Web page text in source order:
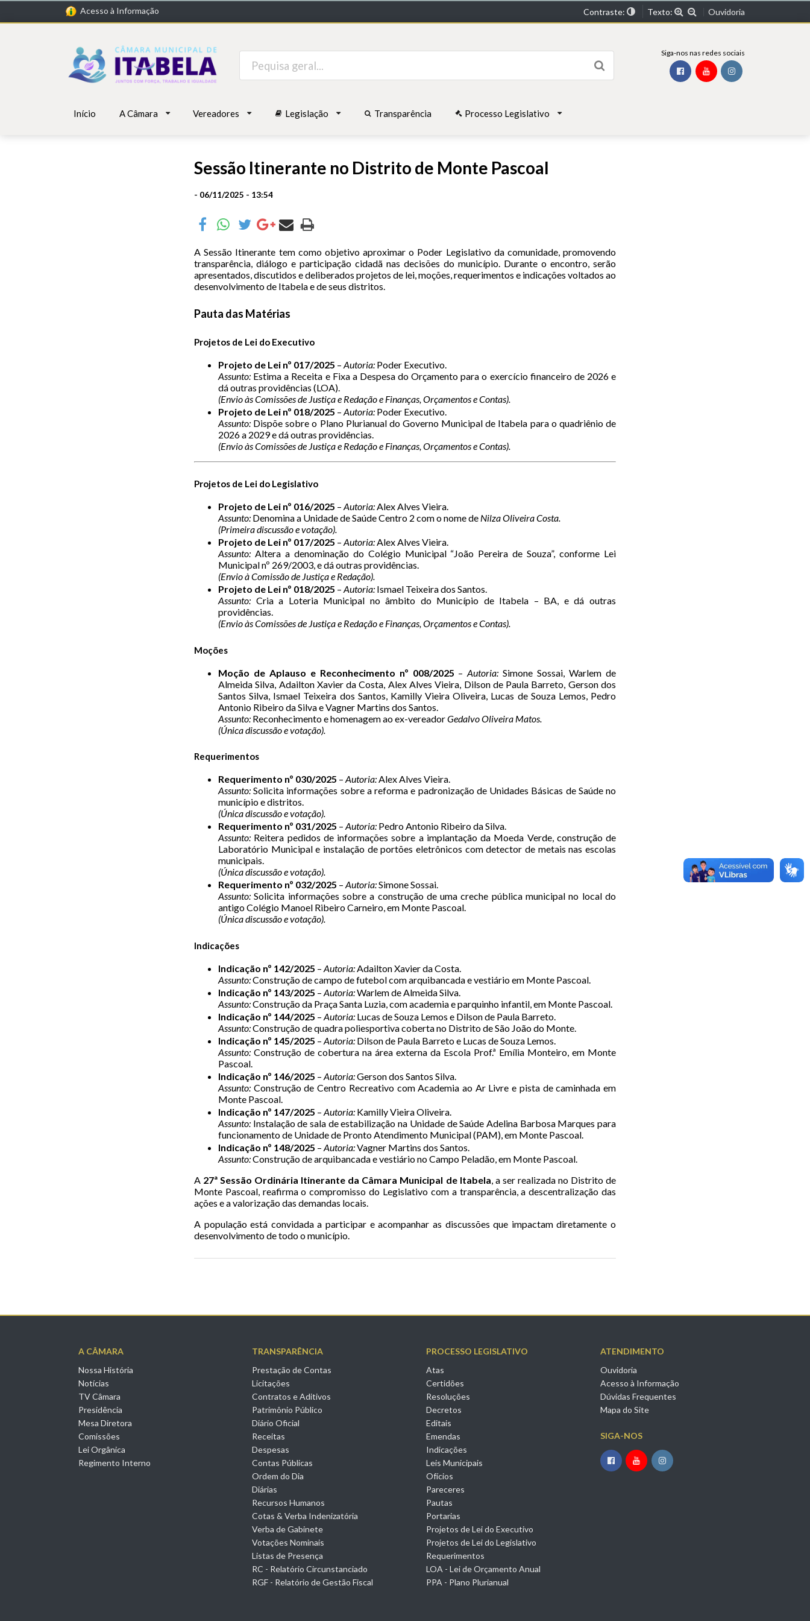
Acesso à Informação Contraste: Texto: Ouvidoria
Siga-nos nas redes sociais
Início A Câmara Vereadores Legislação Transparência Processo Legislativo
Sessão Itinerante no Distrito de Monte Pascoal
- 06/11/2025 - 13:54
A Sessão Itinerante tem como objetivo aproximar o Poder Legislativo da comunidade, promovendo
transparência, diálogo e participação cidadã nas decisões do município. Durante o encontro, serão
apresentados, discutidos e deliberados projetos de lei, moções, requerimentos e indicações voltados ao
desenvolvimento de Itabela e de seus distritos.
Pauta das Matérias
Projetos de Lei do Executivo
Projeto de Lei nº 017/2025 – Autoria: Poder Executivo.
Assunto: Estima a Receita e Fixa a Despesa do Orçamento para o exercício financeiro de 2026 e
dá outras providências (LOA).
(Envio às Comissões de Justiça e Redação e Finanças, Orçamentos e Contas).
Projeto de Lei nº 018/2025 – Autoria: Poder Executivo.
Assunto: Dispõe sobre o Plano Plurianual do Governo Municipal de Itabela para o quadriênio de
2026 a 2029 e dá outras providências.
(Envio às Comissões de Justiça e Redação e Finanças, Orçamentos e Contas).
Projetos de Lei do Legislativo
Projeto de Lei nº 016/2025 – Autoria: Alex Alves Vieira.
Assunto: Denomina a Unidade de Saúde Centro 2 com o nome de Nilza Oliveira Costa.
(Primeira discussão e votação).
Projeto de Lei nº 017/2025 – Autoria: Alex Alves Vieira.
Assunto: Altera a denominação do Colégio Municipal “João Pereira de Souza”, conforme Lei
Municipal nº 269/2003, e dá outras providências.
(Envio à Comissão de Justiça e Redação).
Projeto de Lei nº 018/2025 – Autoria: Ismael Teixeira dos Santos.
Assunto: Cria a Loteria Municipal no âmbito do Município de Itabela – BA, e dá outras
providências.
(Envio às Comissões de Justiça e Redação e Finanças, Orçamentos e Contas).
Moções
Moção de Aplauso e Reconhecimento nº 008/2025 –Autoria: Simone Sossai, Warlem de
Almeida Silva, Adailton Xavier da Costa, Alex Alves Vieira, Dilson de Paula Barreto, Gerson dos
Santos Silva, Ismael Teixeira dos Santos, Kamilly Vieira Oliveira, Lucas de Souza Lemos, Pedro
Antonio Ribeiro da Silva e Vagner Martins dos Santos.
Assunto: Reconhecimento e homenagem ao ex-vereadorGedalvo Oliveira Matos.
(Única discussão e votação).
Requerimentos
Requerimento nº 030/2025 – Autoria:Alex Alves Vieira.
Assunto: Solicita informações sobre a reforma e padronização de Unidades Básicas de Saúde no
município e distritos.
(Única discussão e votação).
Requerimento nº 031/2025 – Autoria: Pedro Antonio Ribeiro da Silva.
Assunto: Reitera pedidos de informações sobre a implantação da Moeda Verde, construção de
Laboratório Municipal e instalação de portões eletrônicos com detector de metais nas escolas
municipais.
(Única discussão e votação).
Requerimento nº 032/2025 – Autoria:Simone Sossai.
Assunto: Solicita informações sobre a construção de uma creche pública municipal no local do
antigo Colégio Manoel Ribeiro Carneiro, em Monte Pascoal.
(Única discussão e votação).
Indicações
Indicação nº 142/2025 – Autoria:Adailton Xavier da Costa.
Assunto:Construção de campo de futebol com arquibancada e vestiário em Monte Pascoal.
Indicação nº 143/2025 – Autoria:Warlem de Almeida Silva.
Assunto:Construção da Praça Santa Luzia, com academia e parquinho infantil, em Monte Pascoal.
Indicação nº 144/2025 – Autoria: Lucas de Souza Lemos e Dilson de Paula Barreto.
Assunto:Construção de quadra poliesportiva coberta no Distrito de São João do Monte.
Indicação nº 145/2025 – Autoria: Dilson de Paula Barreto e Lucas de Souza Lemos.
Assunto: Construção de cobertura na área externa da Escola Prof.ª Emília Monteiro, em Monte
Pascoal.
Indicação nº 146/2025 – Autoria:Gerson dos Santos Silva.
Assunto: Construção de Centro Recreativo com Academia ao Ar Livre e pista de caminhada em
Monte Pascoal.
Indicação nº 147/2025 – Autoria: Kamilly Vieira Oliveira.
Assunto: Instalação de sala de estabilização na Unidade de Saúde Adelina Barbosa Marques para
funcionamento de Unidade de Pronto Atendimento Municipal (PAM), em Monte Pascoal.
Indicação nº 148/2025 – Autoria:Vagner Martins dos Santos.
Assunto:Construção de arquibancada e vestiário no Campo Peladão, em Monte Pascoal.
A 27ª Sessão Ordinária Itinerante da Câmara Municipal de Itabela, a ser realizada no Distrito de
Monte Pascoal, reafirma o compromisso do Legislativo com a transparência, a descentralização das
ações e a valorização das demandas locais.
A população está convidada a participar e acompanhar as discussões que impactam diretamente o
desenvolvimento de todo o município.
A CÂMARA
Nossa História
Notícias
TV Câmara
Presidência
Mesa Diretora
Comissões
Lei Orgânica
Regimento Interno
TRANSPARÊNCIA
Prestação de Contas
Licitações
Contratos e Aditivos
Patrimônio Público
Diário Oficial
Receitas
Despesas
Contas Públicas
Ordem do Dia
Diárias
Recursos Humanos
Cotas & Verba Indenizatória
Verba de Gabinete
Votações Nominais
Listas de Presença
RC - Relatório Circunstanciado
RGF - Relatório de Gestão Fiscal
PROCESSO LEGISLATIVO
Atas
Certidões
Resoluções
Decretos
Editais
Emendas
Indicações
Leis Municipais
Ofícios
Pareceres
Pautas
Portarias
Projetos de Lei do Executivo
Projetos de Lei do Legislativo
Requerimentos
LOA - Lei de Orçamento Anual
PPA - Plano Plurianual
ATENDIMENTO
Ouvidoria
Acesso à Informação
Dúvidas Frequentes
Mapa do Site
SIGA-NOS